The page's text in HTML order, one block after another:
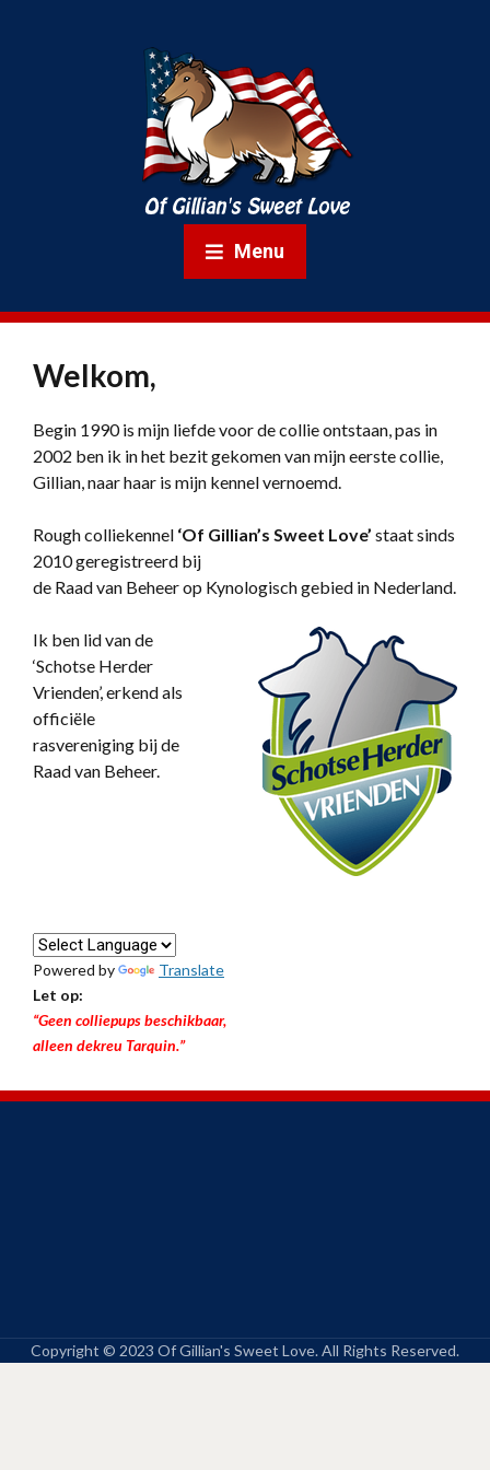
Menu
Welkom,
Begin 1990 is mijn liefde voor de collie ontstaan, pas in
2002 ben ik in het bezit gekomen van mijn eerste collie,
Gillian, naar haar is mijn kennel vernoemd.
Rough colliekennel ‘Of Gillian’s Sweet Love’ staat sinds
2010 geregistreerd bij
de Raad van Beheer op Kynologisch gebied in Nederland.
Ik ben lid van de
‘Schotse Herder
Vrienden’, erkend als
officiële
rasvereniging bij de
Raad van Beheer.
Powered by
Translate
Let op:
“Geen colliepups beschikbaar,
alleen dekreu Tarquin.”
Copyright © 2023 Of Gillian's Sweet Love. All Rights Reserved.